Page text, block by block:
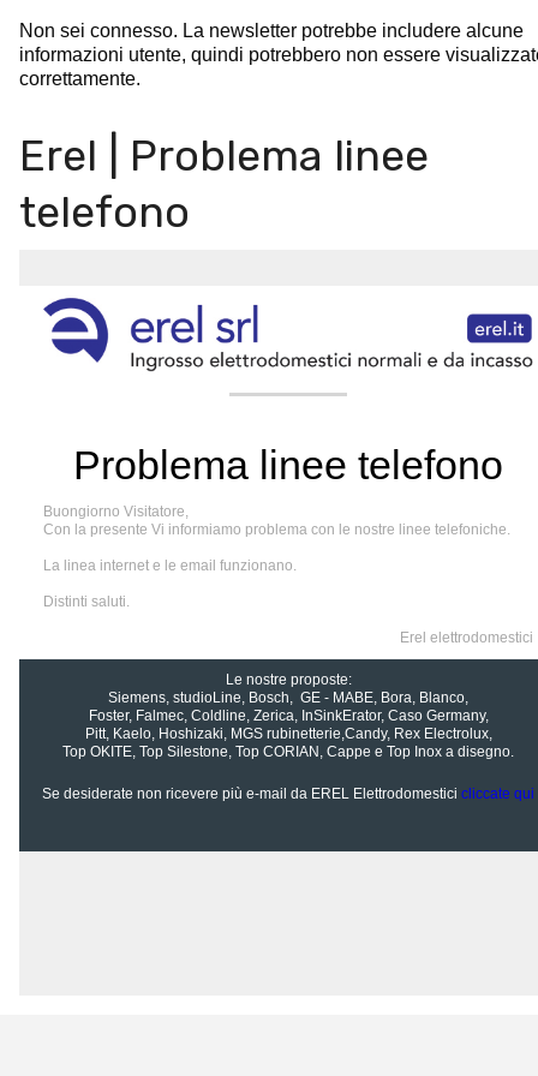
Non sei connesso. La newsletter potrebbe includere alcune
informazioni utente, quindi potrebbero non essere
correttamente.
Erel | Problema linee
telefono
Problema linee telefono
Buongiorno Visitatore,
Con la presente Vi informiamo problema con le nostre linee telefoniche.
La linea internet e le email funzionano.
Distinti saluti.
Erel elettrodomestici
Le nostre proposte:
Siemens, studioLine, Bosch, GE - MABE, Bora, Blanco,
Foster, Falmec, Coldline, Zerica, InSinkErator, Caso Germany,
Pitt, Kaelo, Hoshizaki, MGS rubinetterie,Candy, Rex Electrolux,
Top OKITE, Top Silestone, Top CORIAN, Cappe e Top Inox a disegno.
Se desiderate non ricevere più e-mail da EREL Elettrodomestici cliccate qui